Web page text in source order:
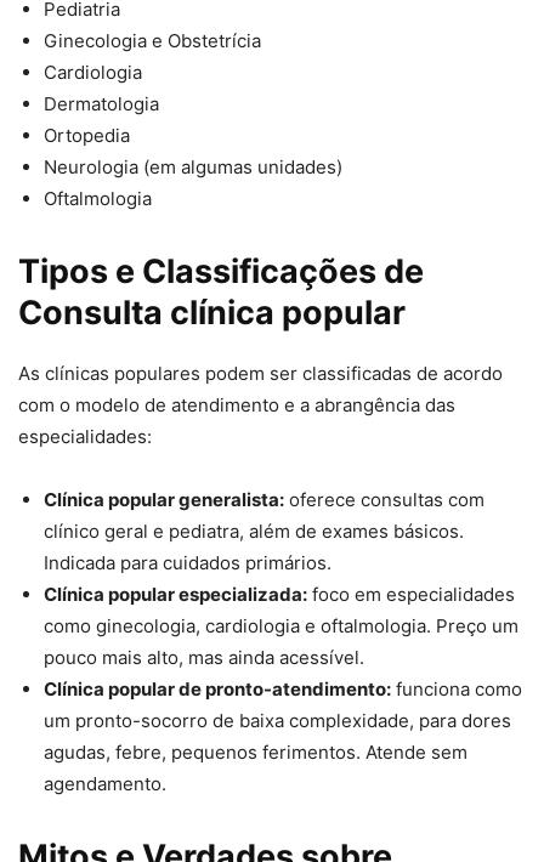
Pediatria
Ginecologia e Obstetrícia
Cardiologia
Dermatologia
Ortopedia
Neurologia (em algumas unidades)
Oftalmologia
Tipos e Classificações de
Consulta clínica popular
As clínicas populares podem ser classificadas de acordo
com o modelo de atendimento e a abrangência das
especialidades:
Clínica popular generalista: oferece consultas com
clínico geral e pediatra, além de exames básicos.
Indicada para cuidados primários.
Clínica popular especializada: foco em especialidades
como ginecologia, cardiologia e oftalmologia. Preço um
pouco mais alto, mas ainda acessível.
Clínica popular de pronto-atendimento: funciona como
um pronto-socorro de baixa complexidade, para dores
agudas, febre, pequenos ferimentos. Atende sem
agendamento.